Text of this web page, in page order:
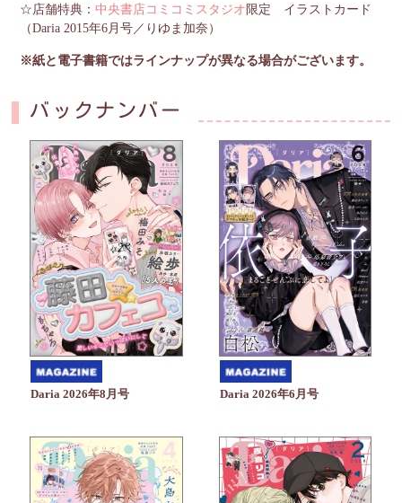
☆店舗特典：中央書店コミコミスタジオ 限定 イラストカード
（Daria 2015年6月号／りゆま加奈）
※紙と電子書籍ではラインナップが異なる場合がございます。
バックナンバー
Daria 2026年8月号 Daria 2026年6月号